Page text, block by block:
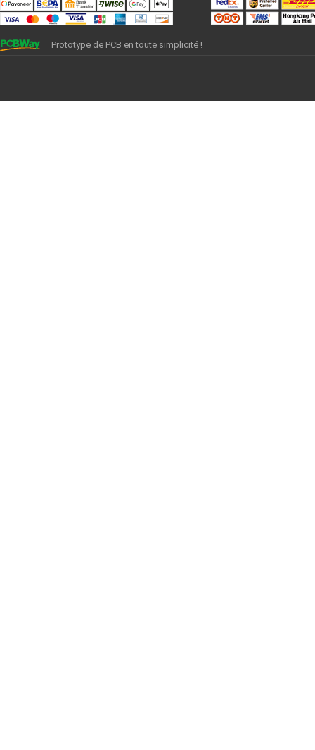
Prototype de PCB en toute simplicité !